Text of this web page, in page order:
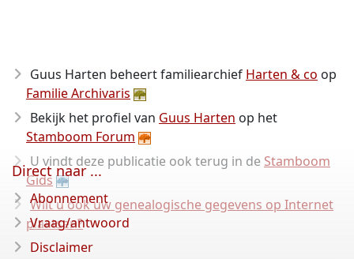
Guus Harten beheert familiearchief Harten & co op
Familie Archivaris
Bekijk het profiel van Guus Harten op het
Stamboom Forum
U vindt deze publicatie ook terug in de Stamboom
Gids
Wilt u ook uw genealogische gegevens op Internet
plaatsen?
Direct naar ...
Abonnement
Vraag/antwoord
Disclaimer